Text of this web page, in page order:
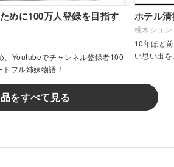
めに100万人登録を目指す
、Youtubeでチャンネル登録者100
フル姉妹物語！
ホテル
桃木シュン
10年ほど
い思い出
をすべて見る